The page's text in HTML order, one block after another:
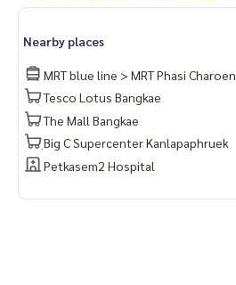
🥰 Contact
Wechat : TheRealP
WhatsApp :
Tel092-628-9945Baimint
Call082-269-6289for EN
Nearby places
MRT blue line > MRT Phasi Charoen
Tesco Lotus Bangkae
The Mall Bangkae
ฺBig C Supercenter Kanlapaphruek
Petkasem2 Hospital